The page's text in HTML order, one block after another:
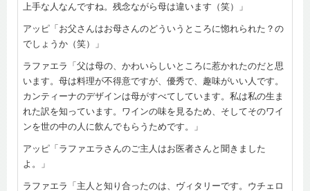
上手な人なんですね。残念ながら母は違います（笑）」
アッピ「お父さんはお母さんのどういうところに惚れられた？の
でしょうか（笑）」
ラファエラ「父は母の、かわいらしいところに惹かれたのだと思
います。母は料理が不得意ですが、優秀で、趣味がいい人です。
カンティーナのデザインは母がすべてしています。私は私の生ま
れた訳を知っています。ワインの味を見るため、そしてそのワイ
ンを世の中の人に飲んでもらうためです。」
アッピ「ラファエラさんのご主人はお医者さんと聞きました
よ。」
ラファエラ「主人と知り合ったのは、ヴィタリーです。ウチェロ